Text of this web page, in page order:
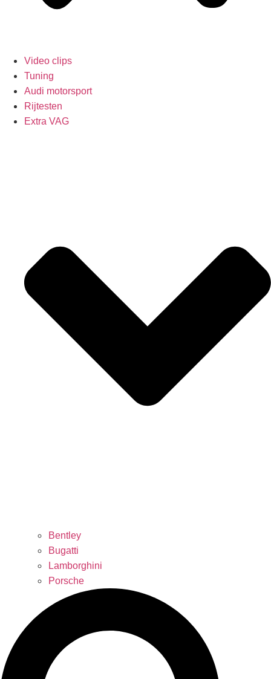
Video clips
Tuning
Audi motorsport
Rijtesten
Extra VAG
Bentley
Bugatti
Lamborghini
Porsche